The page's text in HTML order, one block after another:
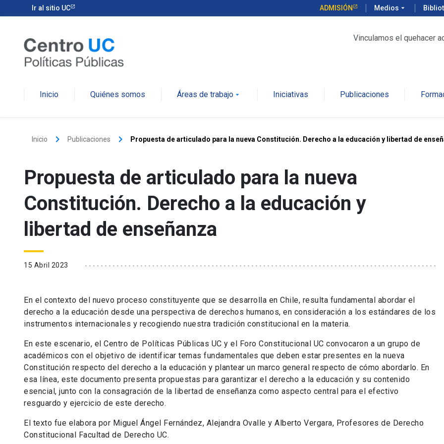
Ir al sitio UC ADMISIÓN Medios arrow_drop_down
Vinculamos el quehacer
Inicio Quiénes somos Áreas de trabajo arrow_drop_down Iniciativas Publicaciones
Inicio keyboard_arrow_right Publicaciones keyboard_arrow_right Propuesta de articulado para la nueva Constitución. Derecho a la educación y libertad de
Propuesta de articulado para la nueva
Constitución. Derecho a la educación y
libertad de enseñanza
15 Abril 2023
En el contexto del nuevo proceso constituyente que se desarrolla en Chile, resulta fundamental abordar el
derecho a la educación desde una perspectiva de derechos humanos, en consideración a los estándares de los
instrumentos internacionales y recogiendo nuestra tradición constitucional en la materia.
En este escenario, el Centro de Políticas Públicas UC y el Foro Constitucional UC convocaron a un grupo de
académicos con el objetivo de identificar temas fundamentales que deben estar presentes en la nueva
Constitución respecto del derecho a la educación y plantear un marco general respecto de cómo abordarlo. En
esa línea, este documento presenta propuestas para garantizar el derecho a la educación y su contenido
esencial, junto con la consagración de la libertad de enseñanza como aspecto central para el efectivo
resguardo y ejercicio de este derecho.
El texto fue elabora por Miguel Ángel Fernández, Alejandra Ovalle y Alberto Vergara, Profesores de Derecho
Constitucional Facultad de Derecho UC.